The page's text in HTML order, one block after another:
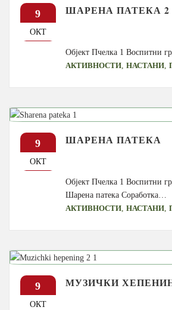
9
ОКТ
ШАРЕНА ПАТЕКА 2
Објект Пчелка 1 Воспитни
АКТИВНОСТИ ,НАСТАНИ ,
9
ОКТ
ШАРЕНА ПАТЕКА
Објект Пчелка 1 Воспитни
Шарена патека Соработка…
АКТИВНОСТИ ,НАСТАНИ ,
9
ОКТ
МУЗИЧКИ